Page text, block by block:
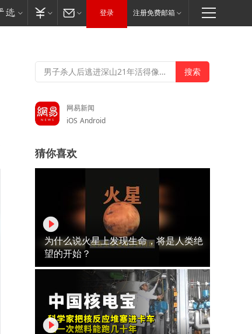
登录 注册免费邮箱
网易新闻
iOS Android
猜你喜欢
为什么说火星上发现生命，将是人类绝
望的开始？